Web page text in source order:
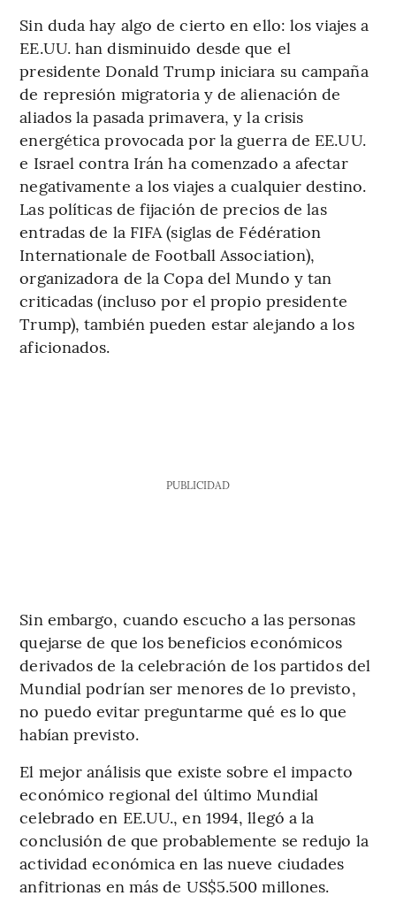
Sin duda hay algo de cierto en ello: los viajes a
EE.UU. han disminuido desde que el
presidente Donald Trump iniciara su campaña
de represión migratoria y de alienación de
aliados la pasada primavera, y la crisis
energética provocada por la guerra de EE.UU.
e Israel contra Irán ha comenzado a afectar
negativamente a los viajes a cualquier destino.
Las políticas de fijación de precios de las
entradas de la FIFA (siglas de Fédération
Internationale de Football Association),
organizadora de la Copa del Mundo y tan
criticadas (incluso por el propio presidente
Trump), también pueden estar alejando a los
aficionados.
PUBLICIDAD
Sin embargo, cuando escucho a las personas
quejarse de que los beneficios económicos
derivados de la celebración de los partidos del
Mundial podrían ser menores de lo previsto,
no puedo evitar preguntarme qué es lo que
habían previsto.
El mejor análisis que existe sobre el impacto
económico regional del último Mundial
celebrado en EE.UU., en 1994, llegó a la
conclusión de que probablemente se redujo la
actividad económica en las nueve ciudades
anfitrionas en más de US$5.500 millones.